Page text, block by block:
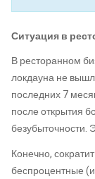
Ситуация в
В ресторанном
локдауна не
последних 7
после открытия
безубыточности.
Конечно,
беспроцентные